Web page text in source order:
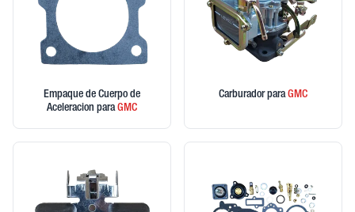
Empaque de Cuerpo de
Aceleracion paraGMC
Carburador paraGMC